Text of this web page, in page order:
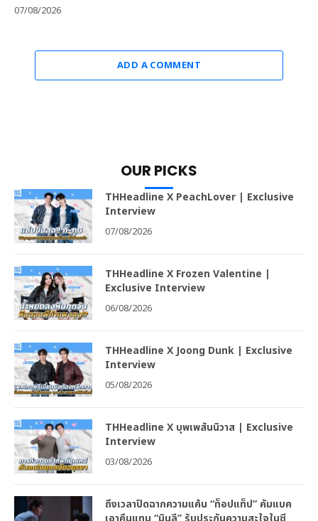
07/08/2026
ADD A COMMENT
OUR PICKS
THHeadline X PeachLover | Exclusive
Interview
07/08/2026
THHeadline X Frozen Valentine |
Exclusive Interview
06/08/2026
THHeadline X Joong Dunk | Exclusive
Interview
05/08/2026
THHeadline X บุพเพสันนิวาส | Exclusive
Interview
03/08/2026
ถึงเวลาปิดฉากความแค้น “ท็อปแท็ป” คัมแบค